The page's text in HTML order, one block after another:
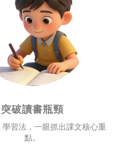
突破讀書瓶頸
學習法，一眼抓出課文核心重
點。